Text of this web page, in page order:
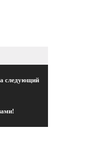
следующий